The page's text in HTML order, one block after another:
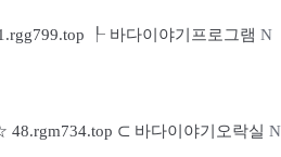
┞ 바다이야기프로그램 N
48.rgm734.top ⊂ 바다이야기오락실 N